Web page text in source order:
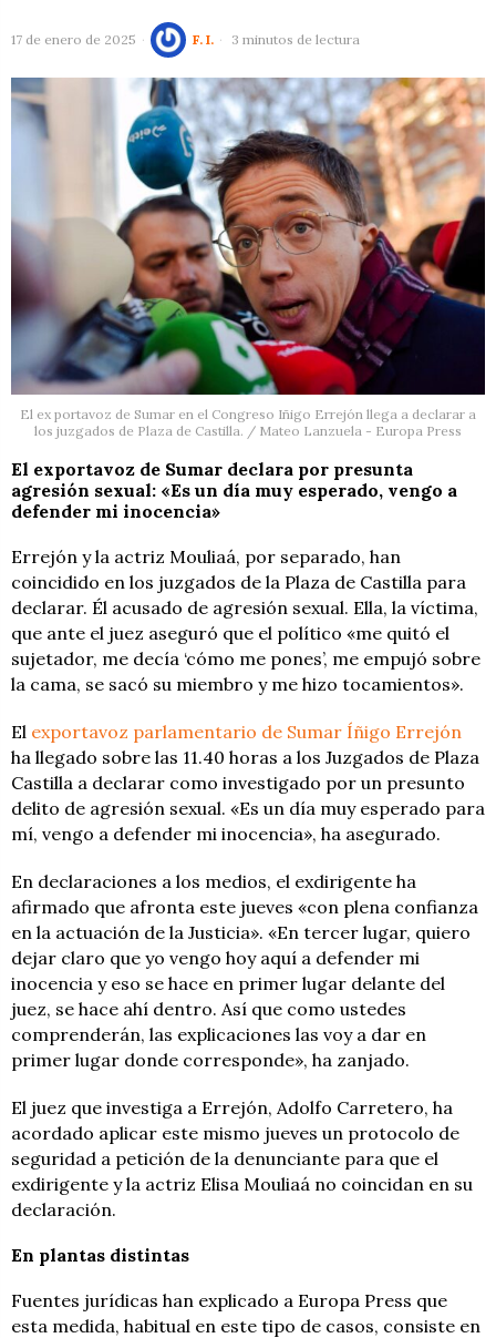
17 de enero de 2025 F. I. 3 minutos de lectura
El ex portavoz de Sumar en el Congreso Iñigo Errejón llega a declarar a
los juzgados de Plaza de Castilla. / Mateo Lanzuela - Europa Press
El exportavoz de Sumar declara por presunta
agresión sexual: «Es un día muy esperado, vengo a
defender mi inocencia»
Errejón y la actriz Mouliaá, por separado, han
coincidido en los juzgados de la Plaza de Castilla para
declarar. Él acusado de agresión sexual. Ella, la víctima,
que ante el juez aseguró que el político «me quitó el
sujetador, me decía ‘cómo me pones’, me empujó sobre
la cama, se sacó su miembro y me hizo tocamientos».
El exportavoz parlamentario de Sumar Íñigo Errejón
ha llegado sobre las 11.40 horas a los Juzgados de Plaza
Castilla a declarar como investigado por un presunto
delito de agresión sexual. «Es un día muy esperado para
mí, vengo a defender mi inocencia», ha asegurado.
En declaraciones a los medios, el exdirigente ha
afirmado que afronta este jueves «con plena confianza
en la actuación de la Justicia». «En tercer lugar, quiero
dejar claro que yo vengo hoy aquí a defender mi
inocencia y eso se hace en primer lugar delante del
juez, se hace ahí dentro. Así que como ustedes
comprenderán, las explicaciones las voy a dar en
primer lugar donde corresponde», ha zanjado.
El juez que investiga a Errejón, Adolfo Carretero, ha
acordado aplicar este mismo jueves un protocolo de
seguridad a petición de la denunciante para que el
exdirigente y la actriz Elisa Mouliaá no coincidan en su
declaración.
En plantas distintas
Fuentes jurídicas han explicado a Europa Press que
esta medida, habitual en este tipo de casos, consiste en